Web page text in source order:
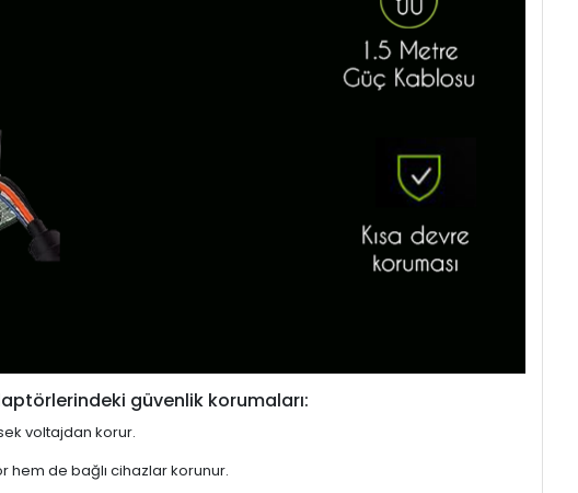
güvenlik korumaları:
voltajdan korur.
hem de bağlı cihazlar korunur.